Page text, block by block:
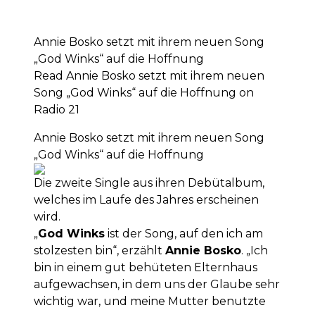
Annie Bosko setzt mit ihrem neuen Song
„God Winks“ auf die Hoffnung
Read Annie Bosko setzt mit ihrem neuen
Song „God Winks“ auf die Hoffnung on
Radio 21
Annie Bosko setzt mit ihrem neuen Song
„God Winks“ auf die Hoffnung
Die zweite Single aus ihren Debütalbum,
welches im Laufe des Jahres erscheinen
wird.
„God Winks ist der Song, auf den ich am
stolzesten bin“, erzählt Annie Bosko. „Ich
bin in einem gut behüteten Elternhaus
aufgewachsen, in dem uns der Glaube sehr
wichtig war, und meine Mutter benutzte